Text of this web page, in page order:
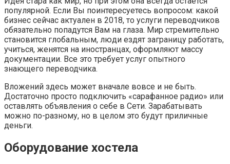
популярной. Если Вы поинтересуетесь вопросом: какой
бизнес сейчас актуален в 2018, то услуги переводчиков
обязательно попадутся Вам на глаза. Мир стремительно
становится глобальным, люди ездят заграницу работать,
учиться, женятся на иностранцах, оформляют массу
документации. Все это требует услуг опытного
знающего переводчика.
Вложений здесь может вначале вовсе и не быть.
Достаточно просто подключить «сарафанное радио» или
оставлять объявления о себе в Сети. Зарабатывать
можно по-разному, но в целом это будут приличные
деньги.
Оборудование хостела